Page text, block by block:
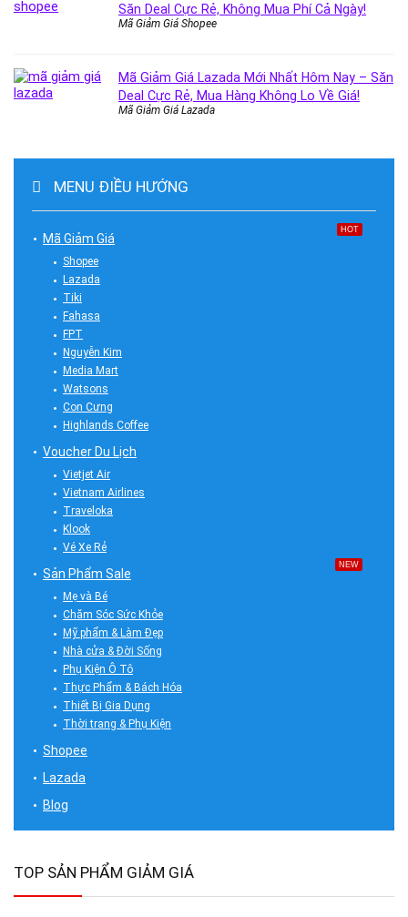
Săn Deal Cực Rẻ, Không Mua Phí Cả Ngày!
Mã Giảm Giá Shopee
Mã Giảm Giá Lazada Mới Nhất Hôm Nay – Săn
Deal Cực Rẻ, Mua Hàng Không Lo Về Giá!
Mã Giảm Giá Lazada
MENU ĐIỀU HƯỚNG
Mã Giảm Giá
HOT
Shopee
Lazada
Tiki
Fahasa
FPT
Nguyễn Kim
Media Mart
Watsons
Con Cưng
Highlands Coffee
Voucher Du Lịch
Vietjet Air
Vietnam Airlines
Traveloka
Klook
Vé Xe Rẻ
Sản Phẩm Sale
NEW
Mẹ và Bé
Chăm Sóc Sức Khỏe
Mỹ phẩm & Làm Đẹp
Nhà cửa & Đời Sống
Phụ Kiện Ô Tô
Thực Phẩm & Bách Hóa
Thiết Bị Gia Dụng
Thời trang & Phụ Kiện
Shopee
Lazada
Blog
TOP SẢN PHẨM GIẢM GIÁ